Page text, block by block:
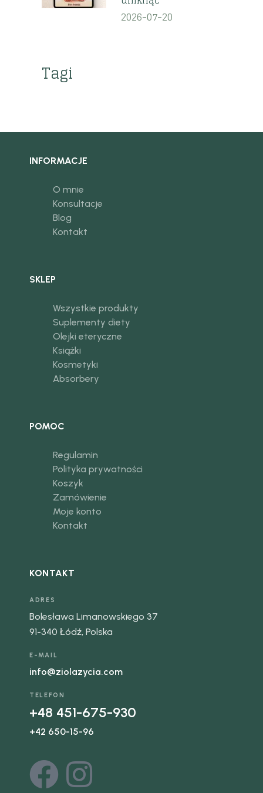
2026-07-20
Tagi
INFORMACJE
O mnie
Konsultacje
Blog
Kontakt
SKLEP
Wszystkie produkty
Suplementy diety
Olejki eteryczne
Książki
Kosmetyki
Absorbery
POMOC
Regulamin
Polityka prywatności
Koszyk
Zamówienie
Moje konto
Kontakt
KONTAKT
ADRES
Bolesława Limanowskiego 37
91-340 Łódź, Polska
E-MAIL
info@ziolazycia.com
TELEFON
+48 451-675-930
+42 650-15-96